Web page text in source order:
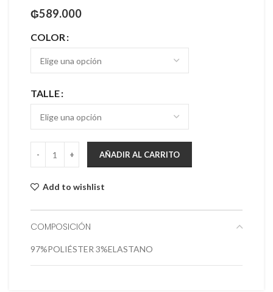
₲589.000
COLOR
TALLE
AÑADIR AL CARRITO
Add to wishlist
COMPOSICIÓN
97%POLIÉSTER 3%ELASTANO